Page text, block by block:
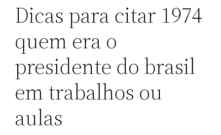
Dicas para citar 1974
quem era o
presidente do brasil
em trabalhos ou
aulas